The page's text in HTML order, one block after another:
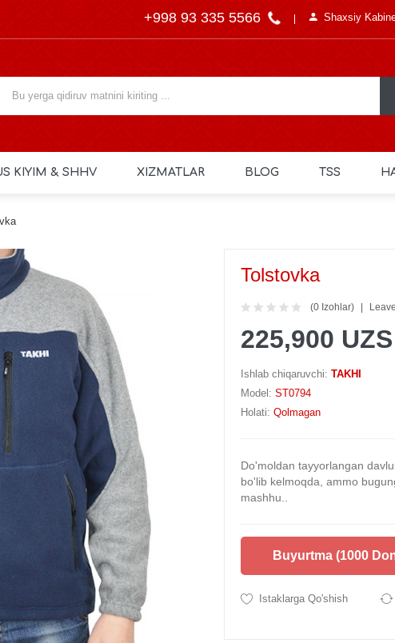
+998 93 335 5566 Shaxsiy
KIYIM & SHHV XIZMATLAR BLOG TSS
Tolstovka
(0 Izohlar)
225,900 UZS
Ishlab chiqaruvchi: TAKHI
Model: ST0794
Holati: Qolmagan
Do'moldan tayyorlangan
bo'lib kelmoqda, ammo
mashhu..
Buyurtma (1000
Istaklarga Qo'shish